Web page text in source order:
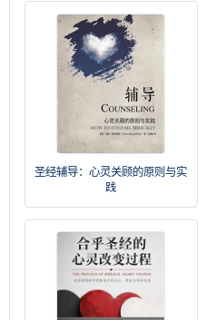
圣经辅导：心灵关顾的原则与实
践